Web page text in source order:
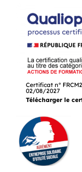
Certificat n°
02/08/2027
Télécharger le